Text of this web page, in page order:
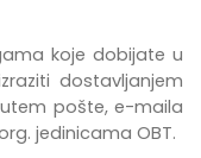
koje dobijate u
dostavljanjem
pošte, e-maila
jedinicama OBT.